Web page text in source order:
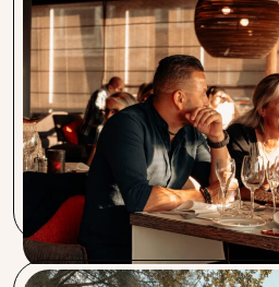
Coupe de Nice, Sable
Charlie’s
Vanaf de eerste dag dat we
wij ons direct thuis. Procent geeft
gevoel. Vooral de korte lijnen in
direct aanspreekpunt is iets waar
waarde aan hechten. Zeer